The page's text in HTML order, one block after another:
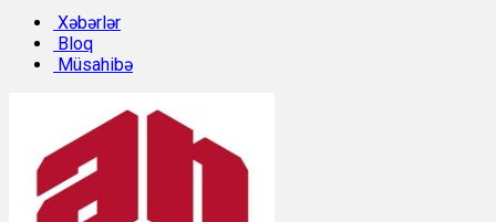
Sabah:
Xəbərlər
Bloq
Müsahibə